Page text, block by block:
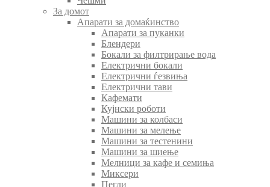
За домот
Апарати за домаќинство
Апарати за пуканки
Блендери
Бокали за филтрирање вода
Електрични бокали
Електрични ѓезвиња
Електрични тави
Кафемати
Кујнски роботи
Машини за колбаси
Машини за мелење
Машини за тестенини
Машини за шиење
Мелници за кафе и семиња
Миксери
Пегли